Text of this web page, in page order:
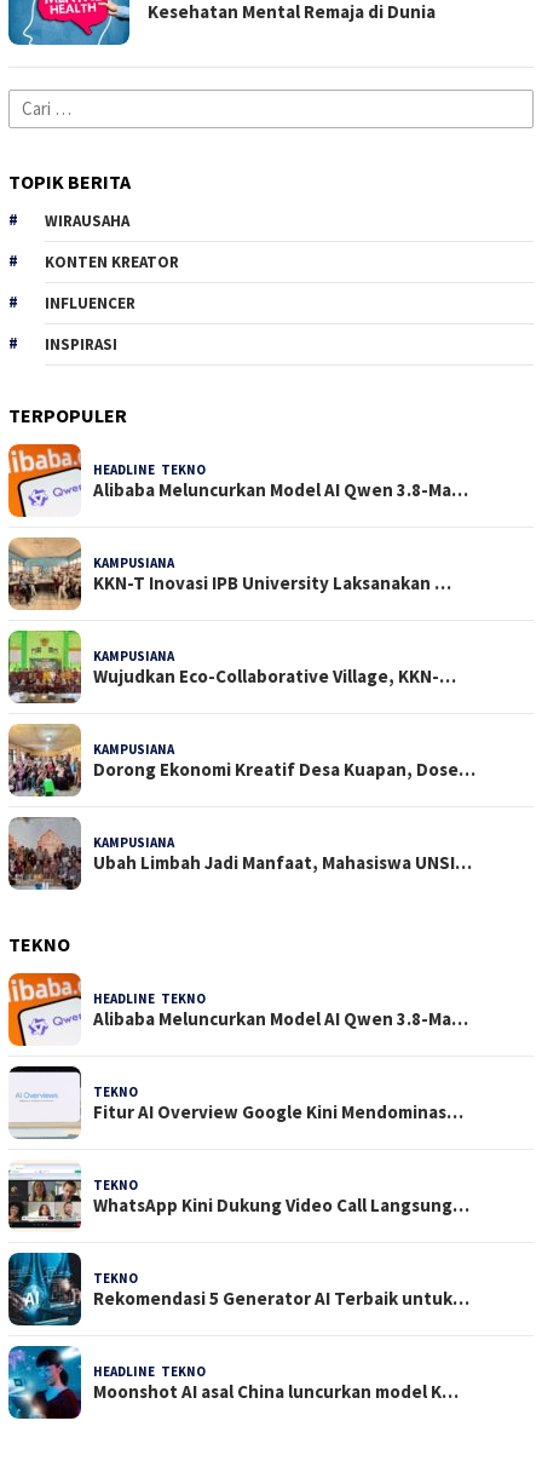
Kesehatan Mental Remaja di Dunia
Cari
untuk:
TOPIK BERITA
WIRAUSAHA
KONTEN KREATOR
INFLUENCER
INSPIRASI
TERPOPULER
HEADLINE TEKNO
Alibaba Meluncurkan Model AI Qwen 3.8-Ma…
KAMPUSIANA
KKN-T Inovasi IPB University Laksanakan …
KAMPUSIANA
Wujudkan Eco-Collaborative Village, KKN-…
KAMPUSIANA
Dorong Ekonomi Kreatif Desa Kuapan, Dose…
KAMPUSIANA
Ubah Limbah Jadi Manfaat, Mahasiswa UNSI…
TEKNO
HEADLINE TEKNO
Alibaba Meluncurkan Model AI Qwen 3.8-Ma…
TEKNO
Fitur AI Overview Google Kini Mendominas…
TEKNO
WhatsApp Kini Dukung Video Call Langsung…
TEKNO
Rekomendasi 5 Generator AI Terbaik untuk…
HEADLINE TEKNO
Moonshot AI asal China luncurkan model K…